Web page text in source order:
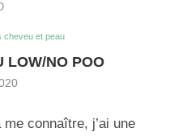
cheveu et peau
LOW/NO POO
connaître, j’ai une